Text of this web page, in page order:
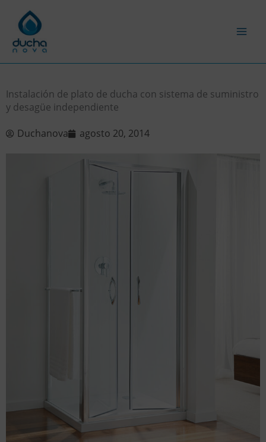
contenido
Instalación de plato de ducha con sistema de suministro
y desagüe independiente
Duchanova
agosto 20, 2014